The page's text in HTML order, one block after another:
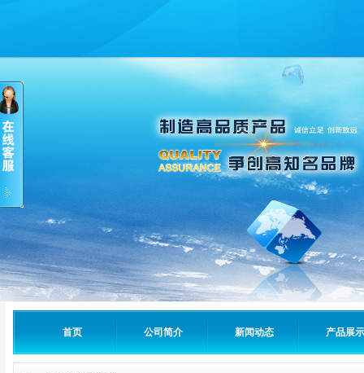
首页 公司简介 新闻动态 产品展示